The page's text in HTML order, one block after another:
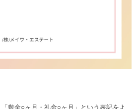
敷金○ヶ月・礼金○ヶ月」という表記をよ